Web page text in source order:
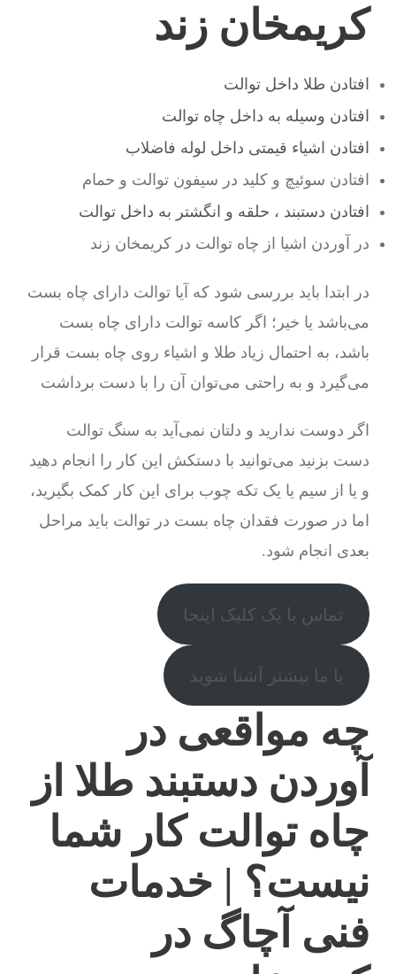
کریمخان زند
افتادن طلا داخل توالت
افتادن وسیله به داخل چاه توالت
افتادن اشیاء قیمتی داخل لوله فاضلاب
افتادن سوئیچ و کلید در سیفون توالت و حمام
افتادن دستبند ، حلقه و انگشتر به داخل توالت
در آوردن اشیا از چاه توالت در کریمخان زند
در ابتدا باید بررسی شود که آیا توالت دارای چاه بست
می‌باشد یا خیر؛ اگر کاسه توالت دارای چاه بست
باشد، به احتمال زیاد طلا و اشیاء روی چاه بست قرار
می‌گیرد و به راحتی می‌توان آن را با دست برداشت
اگر دوست ندارید و دلتان نمی‌آید به سنگ توالت
دست بزنید می‌توانید با دستکش این کار را انجام دهید
و یا از سیم یا یک تکه چوب برای این کار کمک بگیرید،
اما در صورت فقدان چاه بست در توالت باید مراحل
بعدی انجام شود.
تماس با یک کلیک اینجا
با ما بیشتر آشنا شوید
چه مواقعی در
آوردن دستبند طلا از
چاه توالت کار شما
نیست؟ | خدمات
فنی آچاگ در